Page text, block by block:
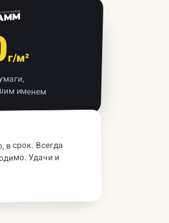
г/м²
именем
в срок. Всегда
Удачи и